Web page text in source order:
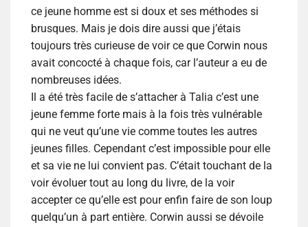
ce jeune homme est si doux et ses méthodes si
brusques. Mais je dois dire aussi que j’étais
toujours très curieuse de voir ce que Corwin nous
avait concocté à chaque fois, car l’auteur a eu de
nombreuses idées.
Il a été très facile de s’attacher à Talia c’est une
jeune femme forte mais à la fois très vulnérable
qui ne veut qu’une vie comme toutes les autres
jeunes filles. Cependant c’est impossible pour elle
et sa vie ne lui convient pas. C’était touchant de la
voir évoluer tout au long du livre, de la voir
accepter ce qu’elle est pour enfin faire de son loup
quelqu’un à part entière. Corwin aussi se dévoile